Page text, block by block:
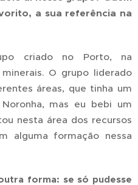
a sua referência na
criado no Porto, na
O grupo liderado
áreas, que tinha um
mas eu bebi um
nesta área dos recursos
alguma formação nessa
forma: se só pudesse